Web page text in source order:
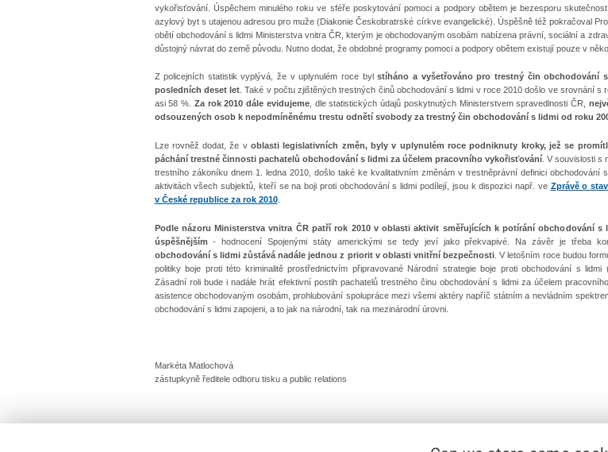
vykořisťování. Úspěchem minulého roku ve sféře poskytování pomoci a podpory obětem je bezesporu
azylový byt s utajenou adresou pro muže (Diakonie Českobratrské církve evangelické). Úspěšně též pokračoval
obětí obchodování s lidmi Ministerstva vnitra ČR, kterým je obchodovaným osobám nabízena právní, sociální a
důstojný návrat do země původu. Nutno dodat, že obdobné programy pomoci a podpory obětem existují pouze v
Z policejních statistik vyplývá, že v uplynulém roce bylstíháno a vyšetřováno pro trestný čin obchodování
posledních deset let . Také v počtu zjištěných trestných činů obchodování s lidmi v roce 2010 došlo ve srovnání s
asi 58 %. Za rok 2010 dále evidujeme, dle statistických údajů poskytnutých Ministerstvem spravedlnosti ČR,
odsouzených osob k nepodmíněnému trestu odnětí svobody za trestný čin obchodování s lidmi od roku
Lze rovněž dodat, že voblasti legislativních změn, byly v uplynulém roce podniknuty kroky, jež se
páchání trestné činnosti pachatelů obchodování s lidmi za účelem pracovního vykořisťování .V souvislosti s
trestního zákoníku dnem 1. ledna 2010, došlo také ke kvalitativním změnám v trestněprávní definici obchodování
aktivitách všech subjektů, kteří se na boji proti obchodování s lidmi podílejí, jsou k dispozici např. ve Zprávě o
v České republice za rok 2010.
Podle názoru Ministerstva vnitra ČR patří rok 2010 v oblasti aktivit směřujících k potírání obchodování s
úspěšnějším -hodnocení Spojenými státy americkými se tedy jeví jako překvapivé. Na závěr je třeba
obchodování s lidmi zůstává nadále jednou z priorit v oblasti vnitřní bezpečnosti .V letošním roce budou
politiky boje proti této kriminalitě prostřednictvím připravované Národní strategie boje proti obchodování s lidmi
Zásadní roli bude i nadále hrát efektivní postih pachatelů trestného činu obchodování s lidmi za účelem
asistence obchodovaným osobám, prohlubování spolupráce mezi všemi aktéry napříč státním a nevládním
obchodování s lidmi zapojeni, a to jak na národní, tak na mezinárodní úrovni.
Markéta Matlochová
zástupkyně ředitele odboru tisku a public relations